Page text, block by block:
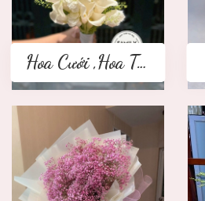
Hoa Cưới ,Hoa Tay Cầm Cô Dâu